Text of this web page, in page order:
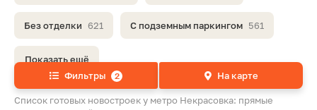
Список готовых новостроек у метро Некрасовка: прямые
Без отделки 621 С подземным паркингом 561
Показать ещё
Фильтры 2 На карте